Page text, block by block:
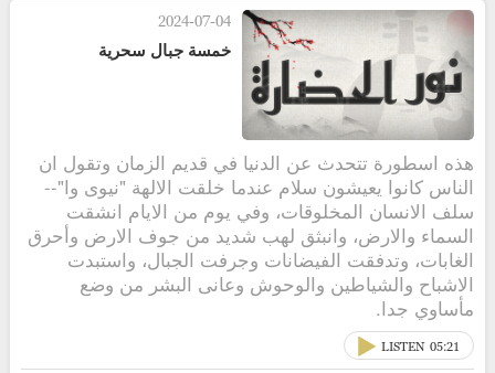
2024-07-04
خمسة جبال سحرية
هذه اسطورة تتحدث عن الدنيا في قديم الزمان وتقول ان
الناس كانوا يعيشون سلام عندما خلقت الالهة "نيوى وا"--
سلف الانسان المخلوقات، وفي يوم من الايام انشقت
السماء والارض، وانبثق لهب شديد من جوف الارض وأحرق
الغابات، وتدفقت الفيضانات وجرفت الجبال، واستبدت
الاشباح والشياطين والوحوش وعانى البشر من وضع
مأساوي جدا.
LISTEN 05:21